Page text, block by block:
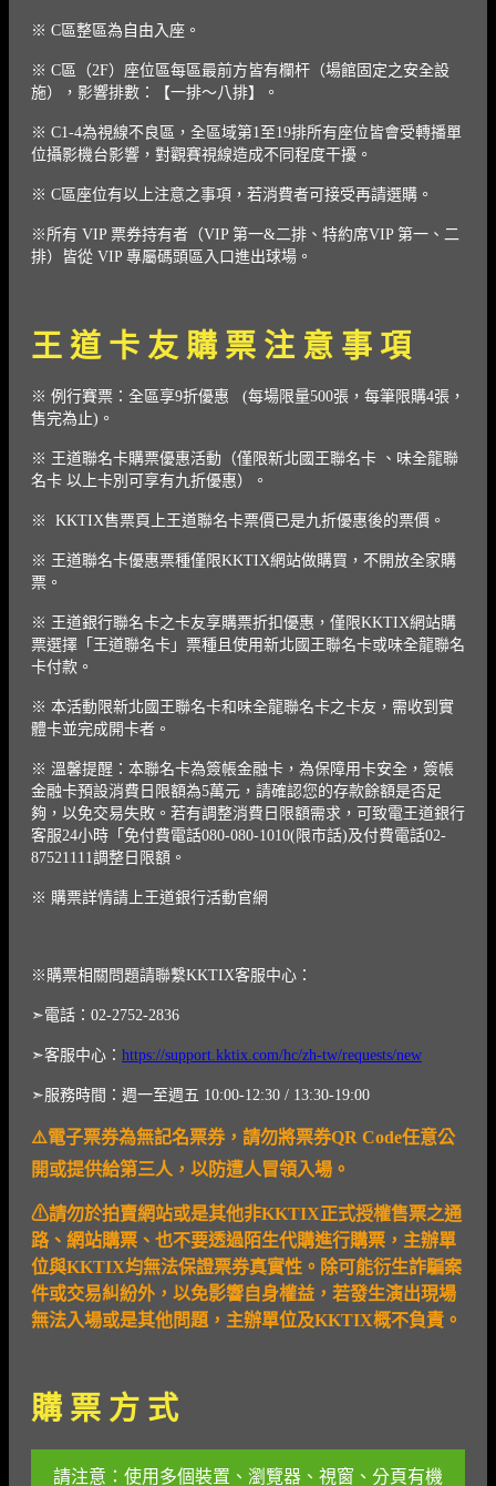
※ C區整區為自由入座。
※ C區（2F）座位區每區最前方皆有欄杆（場館固定之安全設
施），影響排數：【一排～八排】。
※ C1-4為視線不良區，全區域第1至19排所有座位皆會受轉播單
位攝影機台影響，對觀賽視線造成不同程度干擾。
※ C區座位有以上注意之事項，若消費者可接受再請選購。
※所有 VIP 票券持有者（VIP 第一&二排、特約席VIP 第一、二
排）皆從 VIP 專屬碼頭區入口進出球場。
王 道 卡 友 購 票 注 意 事 項
※ 例行賽票：全區享9折優惠 (每場限量500張，每筆限購4張，
售完為止)。
※ 王道聯名卡購票優惠活動（僅限新北國王聯名卡 、味全龍聯
名卡 以上卡別可享有九折優惠）。
※ KKTIX售票頁上王道聯名卡票價已是九折優惠後的票價。
※ 王道聯名卡優惠票種僅限KKTIX網站做購買，不開放全家購
票。
※ 王道銀行聯名卡之卡友享購票折扣優惠，僅限KKTIX網站購
票選擇「王道聯名卡」票種且使用新北國王聯名卡或味全龍聯名
卡付款。
※ 本活動限新北國王聯名卡和味全龍聯名卡之卡友，需收到實
體卡並完成開卡者。
※ 溫馨提醒：本聯名卡為簽帳金融卡，為保障用卡安全，簽帳
金融卡預設消費日限額為5萬元，請確認您的存款餘額是否足
夠，以免交易失敗。若有調整消費日限額需求，可致電王道銀行
客服24小時「免付費電話080-080-1010(限市話)及付費電話02-
87521111調整日限額。
※ 購票詳情請上王道銀行活動官網
※購票相關問題請聯繫KKTIX客服中心：
➣電話：02-2752-2836
➣客服中心： https://support.kktix.com/hc/zh-tw/requests/new
➣服務時間：週一至週五 10:00-12:30 / 13:30-19:00
⚠️電子票券為無記名票券，請勿將票券QR Code任意公
開或提供給第三人，以防遭人冒領入場。
⚠請勿於拍賣網站或是其他非KKTIX正式授權售票之通
路、網站購票、也不要透過陌生代購進行購票，主辦單
位與KKTIX均無法保證票券真實性。除可能衍生詐騙案
件或交易糾紛外，以免影響自身權益，若發生演出現場
無法入場或是其他問題，主辦單位及KKTIX概不負責。
購 票 方 式
請注意：使用多個裝置、瀏覽器、視窗、分頁有機